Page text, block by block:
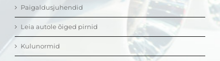
Paigaldusjuhendid
Leia autole õiged pirnid
Kulunormid